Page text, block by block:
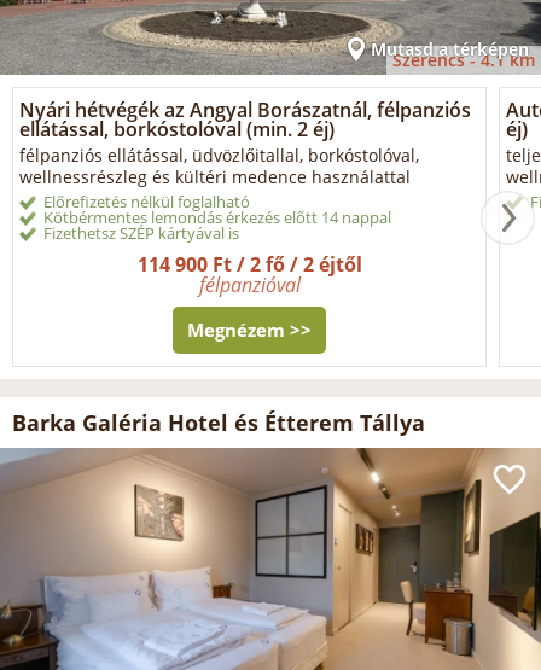
Mutasd a térképen
Szerencs -4.1 km
Nyári hétvégék az Angyal Borászatnál, félpanziós
ellátással, borkóstolóval (min. 2 éj)
félpanziós ellátással, üdvözlőitallal, borkóstolóval,
wellnessrészleg és kültéri medence használattal
Előrefizetés nélkül foglalható
Kötbérmentes lemondás érkezés előtt 14 nappal
Fizethetsz SZÉP kártyával is
114 900 Ft / 2 fő / 2 éjtől
félpanzióval
Megnézem >>
éj)
Barka Galéria Hotel és Étterem Tállya